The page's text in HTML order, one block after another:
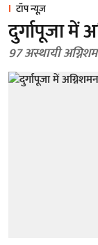
टॉप न्यूज़
दुर्गापूजा में
97 अस्थायी